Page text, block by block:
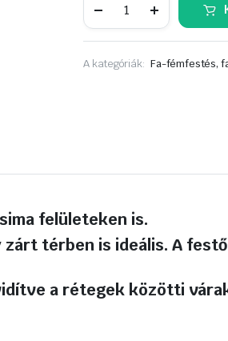
universal
H2O,
bázisú
fehér
A kategóriák: Fa-fémfestés,
felületeken is.
térben is ideális. A
a rétegek közötti